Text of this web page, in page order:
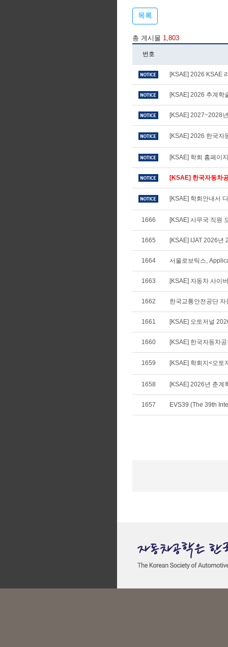
목록
총 게시물 1,803
번호
[KSAE] 2026 KSAE
[KSAE] 2026 추계학
[KSAE] 2027~2028
[KSAE] 2026 한국자
[KSAE] 학회 홈페이
[KSAE] 한국자동차
[KSAE] 학회안내서
1666 [KSAE] 사무국 직원
1665 [KSAE] IJAT 2026년
1664 서울로보틱스,
1663 [KSAE] 자동차 사이
1662 한국교통안전공단
1661 [KSAE] 오토저널
1660 [KSAE] 한국자동차
1659 [KSAE] 학회지<오토
1658 [KSAE] 2026년 춘계
1657 EVS39 (The 39th